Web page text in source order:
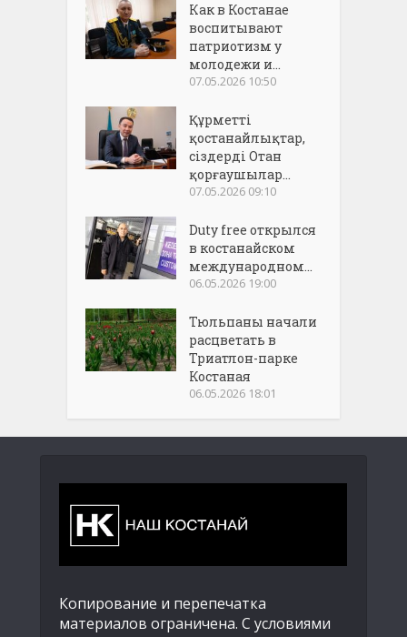
Как в Костанае
воспитывают
патриотизм у
молодежи и...
07.05.2026 10:50
Құрметті
қостанайлықтар,
сіздерді Отан
қорғаушылар...
07.05.2026 09:10
Duty free открылся
в костанайском
международном...
06.05.2026 19:00
Тюльпаны начали
расцветать в
Триатлон-парке
Костаная
06.05.2026 18:01
Копирование и перепечатка
материалов ограничена. С условиями